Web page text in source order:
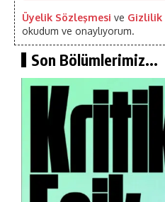
Üyelik Sözleşmesi ve Gizlilik
okudum ve onaylıyorum.
Son Bölümlerimiz...